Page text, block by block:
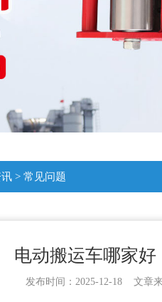
> 常见问题
电动搬运车哪家
发布时间：2025-12-18 文章